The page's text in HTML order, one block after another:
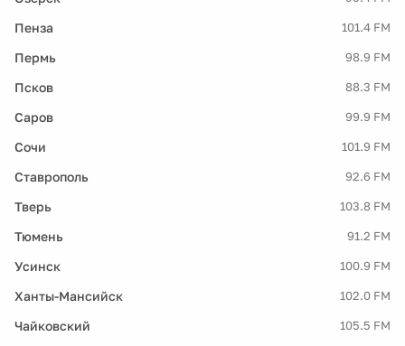
Пенза 101.4 FM
Пермь 98.9 FM
Псков 88.3 FM
Саров 99.9 FM
Сочи 101.9 FM
Ставрополь 92.6 FM
Тверь 103.8 FM
Тюмень 91.2 FM
Усинск 100.9 FM
Ханты-Мансийск 102.0 FM
Чайковский 105.5 FM